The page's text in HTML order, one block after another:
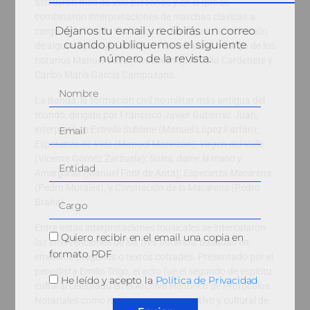
cargo de la Banda Sinfónica de Sevilla con la recitación
de algunos pasajes literarios relacionados a cargo de los
notarios Manuel Seda (vicedecano), Amalia Cardenete y
La Banda, la formación civil no militar más antigua del
interpretóLa Estrella Sublime
Esperanza de Vida(Manuel Marvizón);Virgen del Valle
Amarguras(Manuel Font de Anta);
Braña).
las intervenciones de los tres notarios, basadas en
emotivos pregones o textos cofrades. Presentado por el
cultural celebrado en el Archivo Histórico de Protocolos
Notariales como nuevo espacio expositivo y cultural de
Déjanos tu email y recibirás un correo
cuando publiquemos el siguiente
número de la revista.
Quiero recibir en el email una copia en
formato PDF
He leído y acepto la Política de Privacidad